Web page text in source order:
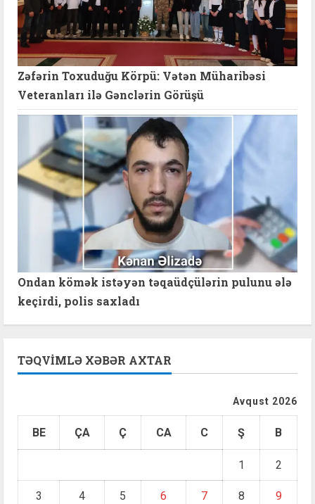
Zəfərin Toxuduğu Körpü: Vətən Müharibəsi
Veteranları ilə Gənclərin Görüşü
Ondan kömək istəyən təqaüdçülərin pulunu ələ
keçirdi, polis saxladı
TƏQVIMLƏ XƏBƏR AXTAR
Avqust 2026
BE ÇA Ç CA C Ş B
1 2
3 4 5 6 7 8 9